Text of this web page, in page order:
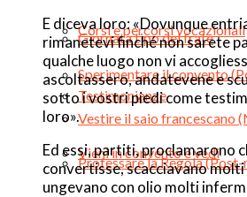
Corsi e percorsi vocazionali
Sperimentare il convento
Vestire il saio francescano
Professare la Regola
Giornata tipo del frate
Testimonianze
Vieni in convento e vedi
E diceva loro: «Dovunque
rimanetevi finché non sarete
qualche luogo non vi
ascoltassero, andatevene e
sotto i vostri piedi come
loro».
Ed essi, partiti, proclamarono
convertisse, scacciavano molti
ungevano con olio molti